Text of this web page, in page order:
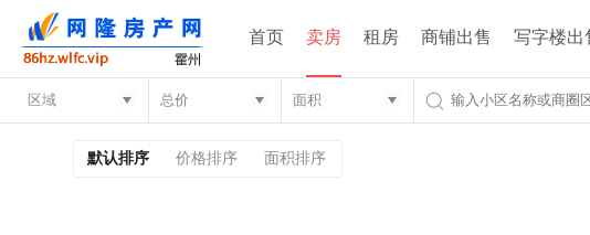
首页 卖房 租房 商铺出售 写字楼出
默认排序 价格排序 面积排序